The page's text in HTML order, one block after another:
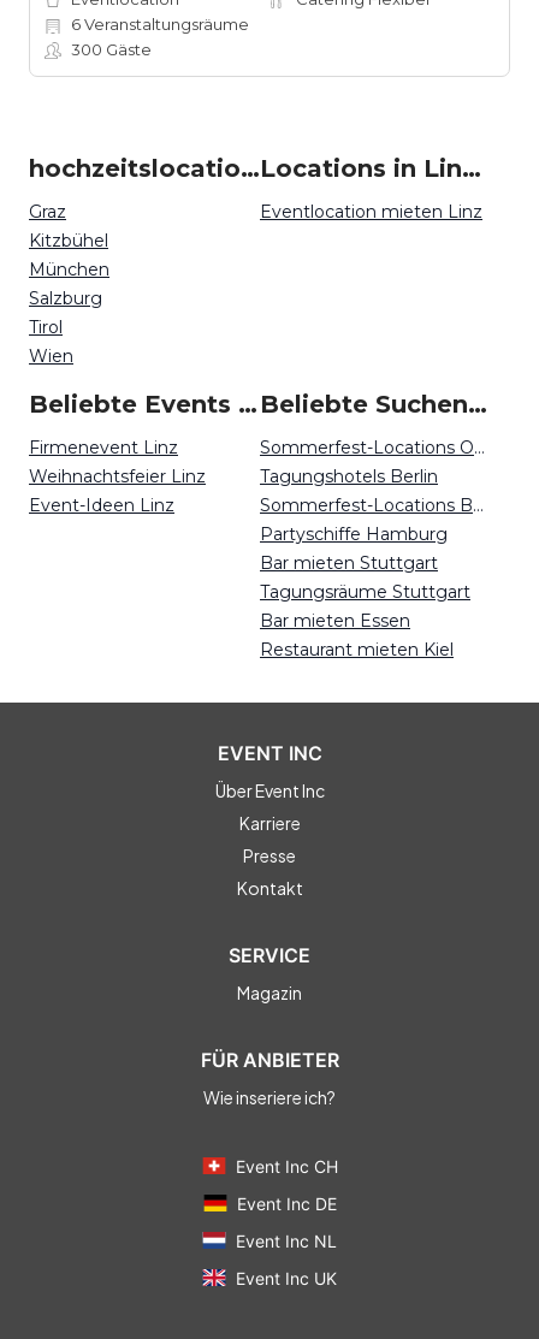
6Veranstaltungsräume
300 Gäste
hochzeitslocation um Linz
Graz
Kitzbühel
München
Salzburg
Tirol
Wien
Locations in Linz mieten
Eventlocation mieten Linz
Beliebte Events in Linz
Firmenevent Linz
Weihnachtsfeier Linz
Event-Ideen Linz
Beliebte Suchen auf Event Inc
Sommerfest-Locations Osnabrück
Tagungshotels Berlin
Sommerfest-Locations Berlin
Partyschiffe Hamburg
Bar mieten Stuttgart
Tagungsräume Stuttgart
Bar mieten Essen
Restaurant mieten Kiel
EVENT INC
Über Event Inc
Karriere
Presse
Kontakt
SERVICE
Magazin
FÜR ANBIETER
Wie inseriere ich?
Event Inc CH
Event Inc DE
Event Inc NL
Event Inc UK